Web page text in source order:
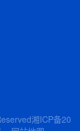
湘ICP备20